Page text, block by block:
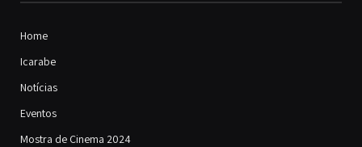
Home
Icarabe
Notícias
Eventos
Mostra de Cinema 2024